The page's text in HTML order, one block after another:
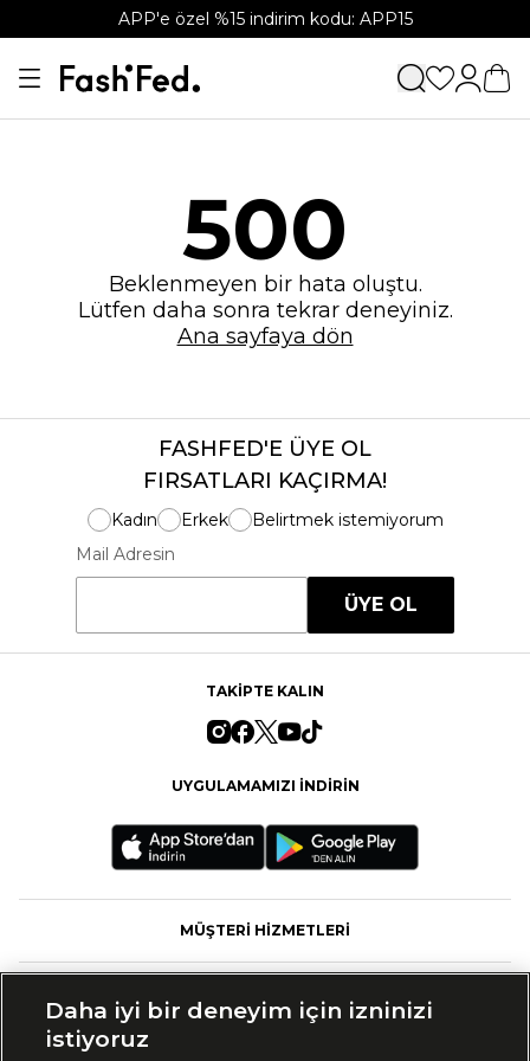
APP'e özel %15 indirim kodu: APP15
500
Beklenmeyen bir hata oluştu.
Lütfen daha sonra tekrar deneyiniz.
Ana sayfaya dön
FASHFED'E ÜYE OL
FIRSATLARI KAÇIRMA!
Kadın Erkek
Belirtmek istemiyorum
Mail Adresin
ÜYE OL
TAKİPTE KALIN
UYGULAMAMIZI İNDİRİN
MÜŞTERİ HİZMETLERİ
Daha iyi bir deneyim için izninizi
istiyoruz